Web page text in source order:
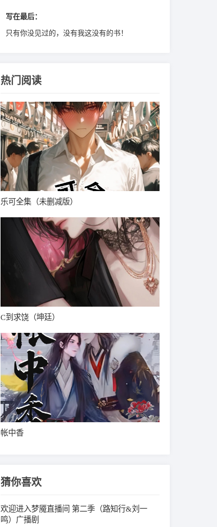
写在最后：
只有你没见过的，没有我这没有的书！
热门阅读
乐可全集（未删减版）
C到求饶（坤廷）
帐中香
猜你喜欢
欢迎进入梦魇直播间 第二季（路知行&刘一
鸣）广播剧